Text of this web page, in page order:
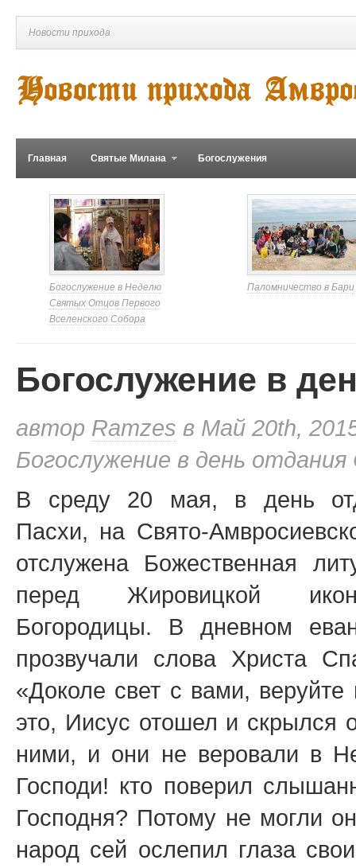
Новости прихода
Главная Святые Милана Богослужения
Богослужение в Неделю
Святых Отцов Первого
Вселенского Собора
Паломничество в Бари
Богослужение в
автор Ramzes в Май 20th,
Богослужение в день
В среду 20 мая, в день
Пасхи, на Свято-
отслужена Божественная
перед Жировицкой
Богородицы. В дневном
прозвучали слова Христа
«Доколе свет с вами,
это, Иисус отошел и скрылся
ними, и они не веровали в
Господи! кто поверил
Господня? Потому не могли
народ сей ослепил глаза